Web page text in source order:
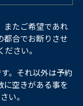
またご希望であれ
都合でお断りさせ
さい。
。それ以外は予約
空きがある事を
い。